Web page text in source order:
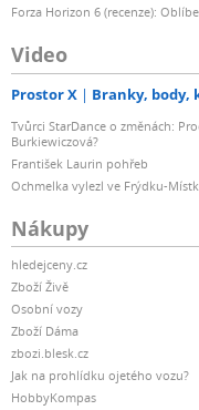
Forza Horizon 6 (recenze):
Video
Prostor X Branky, body,
Tvůrci StarDance o změnách:
Burkiewiczová?
František Laurin pohřeb
Ochmelka vylezl ve Frýdku-
Nákupy
hledejceny.cz
Zboží Živě
Osobní vozy
Zboží Dáma
zbozi.blesk.cz
Jak na prohlídku ojetého vozu?
HobbyKompas